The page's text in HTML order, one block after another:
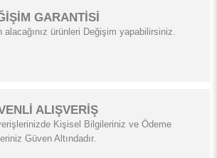
GARANTİSİ
alacağınız ürünleri Değişim yapabilirsiniz.
ALIŞVERİŞ
Kişisel Bilgileriniz ve Ödeme
Güven Altındadır.